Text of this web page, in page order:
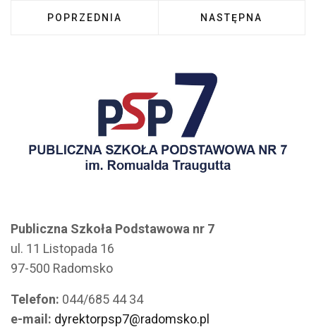
POPRZEDNIA STRONA: TENISIŚCI STOŁOWI Z
POPRZEDNIA NASTĘPNA
NASTĘPNA
Publiczna Szkoła Podstawowa nr 7
ul. 11 Listopada 16
97-500 Radomsko
Telefon: 044/685 44 34
e-mail: dyrektorpsp7@radomsko.pl